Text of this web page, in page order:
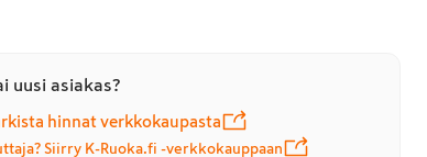
uusi asiakas?
hinnat verkkokaupasta
Siirry K-Ruoka.fi -verkkokauppaan